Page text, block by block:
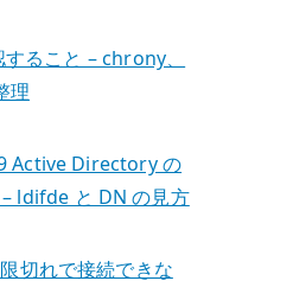
ること – chrony、
理
Active Directory の
ldifde と DN の見方
切れで接続できな